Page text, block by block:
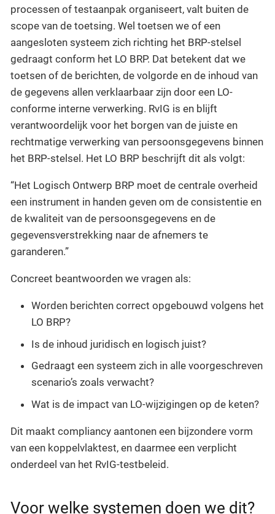
processen of testaanpak organiseert, valt buiten de
scope van de toetsing. Wel toetsen we of een
aangesloten systeem zich richting het BRP-stelsel
gedraagt conform het LO BRP. Dat betekent dat we
toetsen of de berichten, de volgorde en de inhoud van
de gegevens allen verklaarbaar zijn door een LO-
conforme interne verwerking. RvIG is en blijft
verantwoordelijk voor het borgen van de juiste en
rechtmatige verwerking van persoonsgegevens binnen
het BRP-stelsel. Het LO BRP beschrijft dit als volgt:
“Het Logisch Ontwerp BRP moet de centrale overheid
een instrument in handen geven om de consistentie en
de kwaliteit van de persoonsgegevens en de
gegevensverstrekking naar de afnemers te
garanderen.”
Concreet beantwoorden we vragen als:
Worden berichten correct opgebouwd volgens het
LO BRP?
Is de inhoud juridisch en logisch juist?
Gedraagt een systeem zich in alle voorgeschreven
scenario’s zoals verwacht?
Wat is de impact van LO-wijzigingen op de keten?
Dit maakt compliancy aantonen een bijzondere vorm
van een koppelvlaktest, en daarmee een verplicht
onderdeel van het RvIG-testbeleid.
Voor welke systemen doen we dit?